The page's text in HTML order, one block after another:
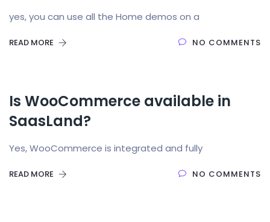
yes, you can use all the Home demos on a
READ MORE NO COMMENTS
Is WooCommerce available in
SaasLand?
Yes, WooCommerce is integrated and fully
READ MORE NO COMMENTS